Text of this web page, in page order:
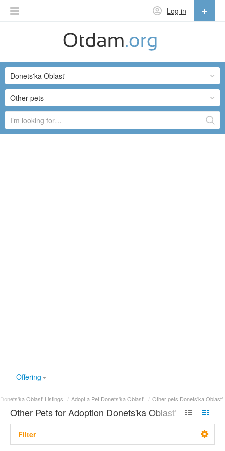
Log in
English
Русский
Українська
Other pets
Donets'ka Oblast'
Offering
Donets'ka Oblast' Listings / Adopt a Pet Donets'ka Oblast' / Other pets Donets'ka Oblast'
Other Pets for Adoption Donets'ka Oblast'
Filter